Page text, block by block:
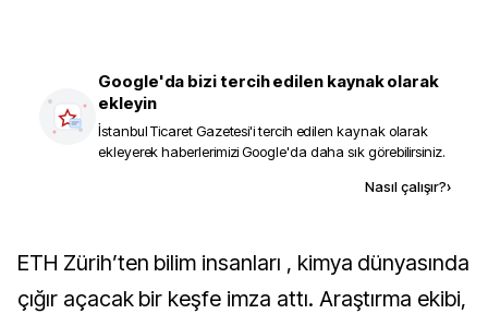
Google'da bizi tercih edilen kaynak olarak
ekleyin
İstanbul Ticaret Gazetesi'i tercih edilen kaynak olarak
ekleyerek haberlerimizi Google'da daha sık görebilirsiniz.
Nasıl çalışır?›
ETH Zürih’ten bilim insanları , kimya dünyasında
çığır açacak bir keşfe imza attı. Araştırma ekibi,